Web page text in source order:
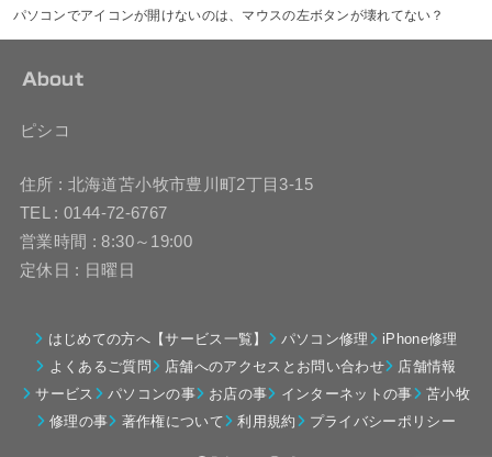
パソコンでアイコンが開けないのは、マウスの左ボタンが壊れてない？
About
ピシコ
住所 : 北海道苫小牧市豊川町2丁目3-15
TEL : 0144-72-6767
営業時間 : 8:30～19:00
定休日 : 日曜日
はじめての方へ【サービス一覧】 パソコン修理
iPhone修理
よくあるご質問
店舗へのアクセスとお問い合わせ
店舗情報
サービス
パソコンの事 お店の事 インターネットの事
苫小牧
修理の事
著作権について 利用規約 プライバシーポリシー